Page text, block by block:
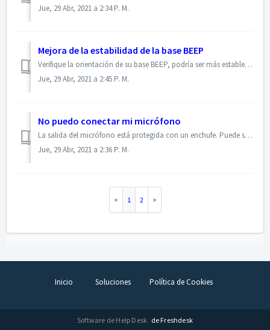
Jue, 29 Abr, 2021 a 2:34 P. M.
Mejora de la estabilidad de la base BEEP
Verifique la orientación de su base BEEP, podría ser más estable girarla 90 grados. Para la mayoría de las colmenas, la mejor manera de colocar la base e...
Jue, 29 Abr, 2021 a 2:45 P. M.
No puedo conectar mi micrófono
La salida del micrófono está protegida con un enchufe. Puede sacar el enchufe negro e insertar el micrófono.
Jue, 29 Abr, 2021 a 2:36 P. M.
1 2
Inicio Soluciones Política de Cookies
Software de Help Desk de Freshdesk